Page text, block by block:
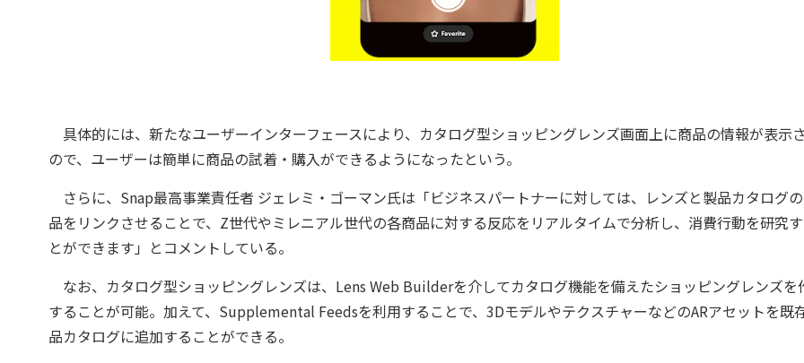
具体的には、新たなユーザーインターフェースにより、カタログ型ショッピングレンズ画面上に商品の情報が表示
ので、ユーザーは簡単に商品の試着・購入ができるようになったという。
さらに、Snap最高事業責任者 ジェレミ・ゴーマン氏は「ビジネスパートナーに対しては、レンズと製品カタログ
品をリンクさせることで、Z世代やミレニアル世代の各商品に対する反応をリアルタイムで分析し、消費行動を研究
とができます」とコメントしている。
なお、カタログ型ショッピングレンズは、Lens Web Builderを介してカタログ機能を備えたショッピングレンズを
することが可能。加えて、Supplemental Feedsを利用することで、3DモデルやテクスチャーなどのARアセットを既
品カタログに追加することができる。